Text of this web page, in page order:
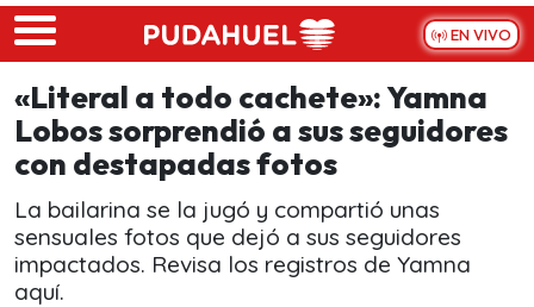
Skip to main content
EN VIVO
«Literal a todo cachete»: Yamna
Lobos sorprendió a sus seguidores
con destapadas fotos
La bailarina se la jugó y compartió unas
sensuales fotos que dejó a sus seguidores
impactados. Revisa los registros de Yamna
aquí.